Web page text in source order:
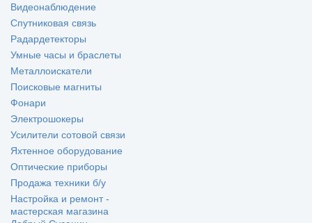
Видеонаблюдение
Спутниковая связь
Радардетекторы
Умные часы и браслеты
Металлоискатели
Поисковые магниты
Фонари
Электрошокеры
Усилители сотовой связи
Яхтенное оборудование
Оптические приборы
Продажа техники б/у
Настройка и ремонт -
мастерская магазина